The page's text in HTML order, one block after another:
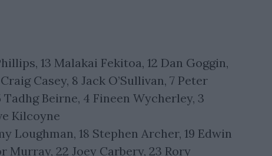
13 Malakai Fekitoa, 12 Dan Goggin,
Casey, 8 Jack O’Sullivan, 7 Peter
Tadhg Beirne, 4 Fineen Wycherley, 3
Kilcoyne
Loughman, 18 Stephen Archer, 19 Edwin
Murray, 22 Joey Carbery, 23 Rory